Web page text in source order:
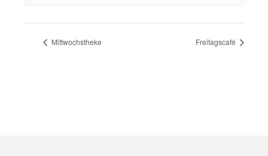
Mittwochstheke Freitagscafé